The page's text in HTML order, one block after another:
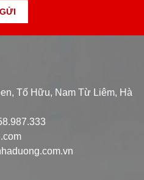
GỬI
Tố Hữu, Nam Từ Liêm, Hà